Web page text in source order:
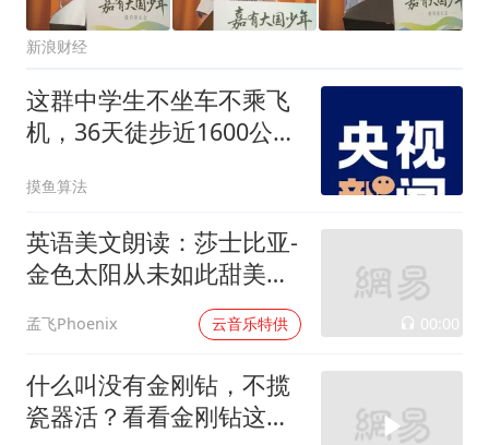
新浪财经
这群中学生不坐车不乘飞
机，36天徒步近1600公里
摸鱼算法
英语美文朗读：莎士比亚-
金色太阳从未如此甜美吻
孟飞Phoenix 云音乐特供 00:00
什么叫没有金刚钻，不揽
瓷器活？看看金刚钻这恐